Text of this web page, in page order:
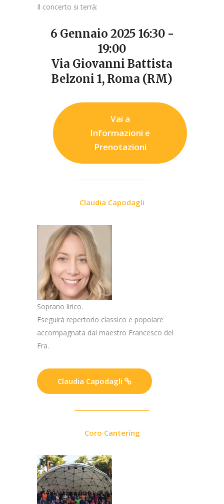
Il concerto si terrà:
6 Gennaio 2025 16:30 -
19:00
Via Giovanni Battista
Belzoni 1, Roma (RM)
Vai a
Informazioni e
Prenotazioni
Claudia Capodagli
Soprano lirico.
Eseguirà repertorio classico e popolare
accompagnata dal maestro Francesco del
Fra.
Claudia Capodagli
Coro Cantering